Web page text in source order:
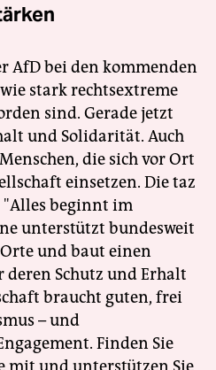
AfD bei den kommenden
stark rechtsextreme
sind. Gerade jetzt
und Solidarität. Auch
die sich vor Ort
einsetzen. Die taz
beginnt im
unterstützt bundesweit
und baut einen
deren Schutz und Erhalt
braucht guten, frei
– und
Finden Sie